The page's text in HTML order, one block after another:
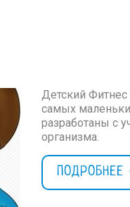
Детский
самых
разработаны с
организма.